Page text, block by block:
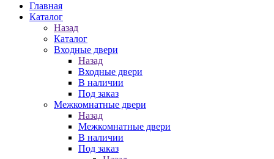
Главная
Каталог
Назад
Каталог
Входные двери
Назад
Входные двери
В наличии
Под заказ
Межкомнатные двери
Назад
Межкомнатные двери
В наличии
Под заказ